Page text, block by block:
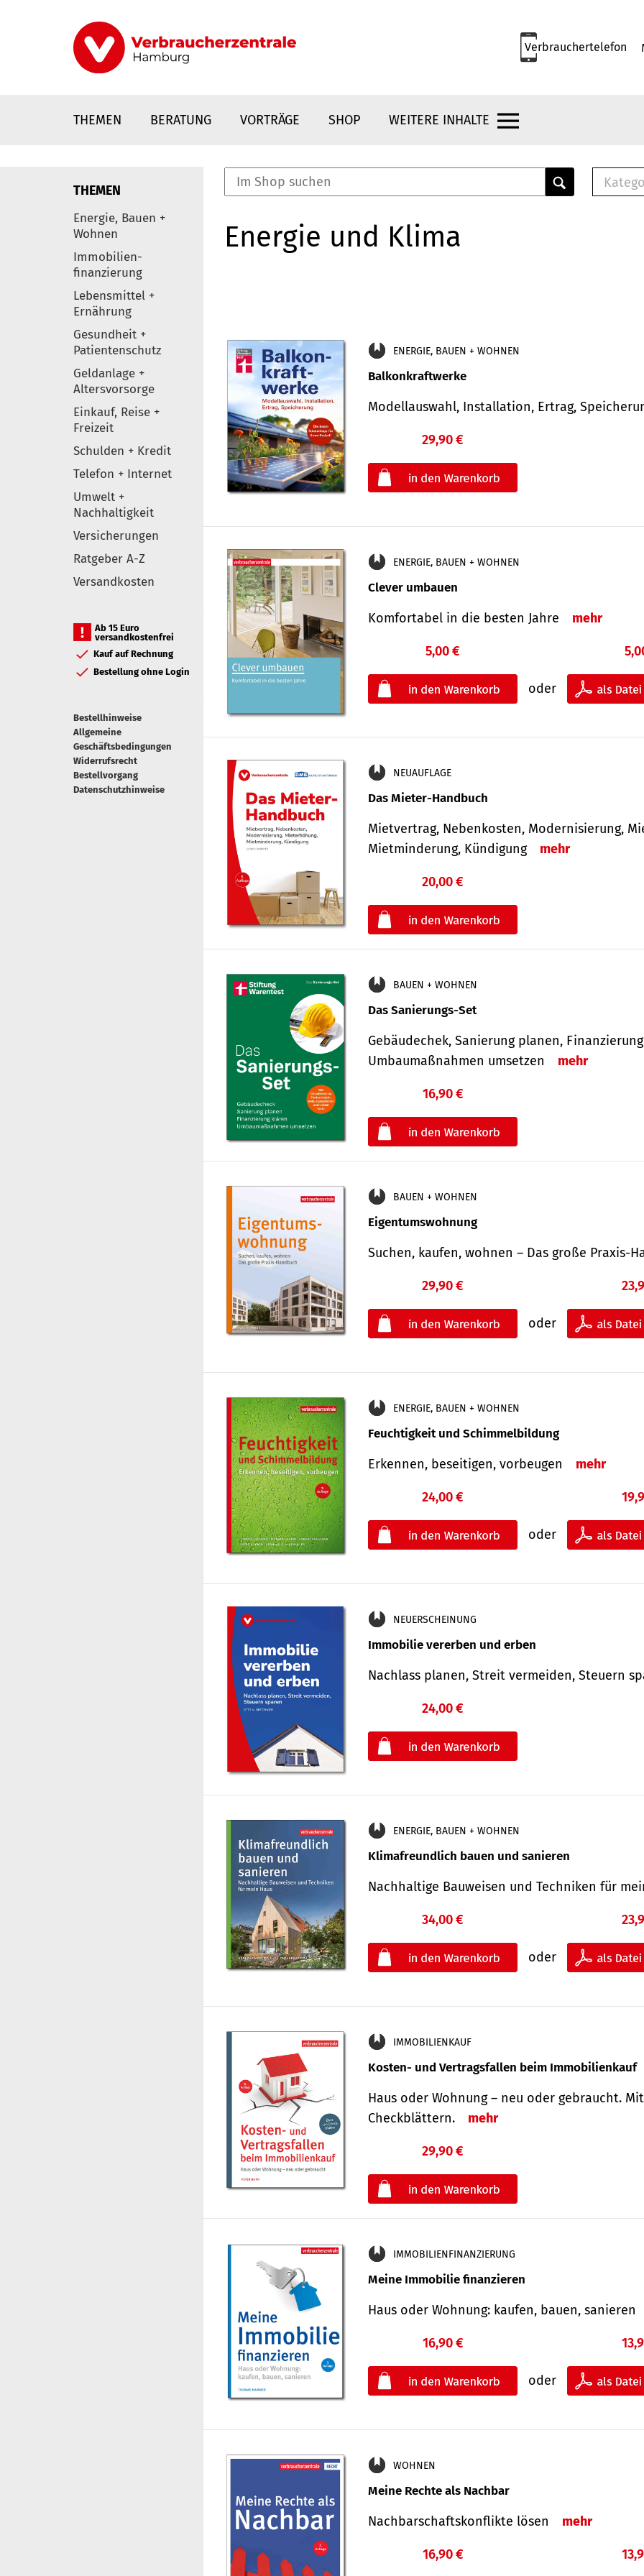
Verbrauchertelefon
THEMEN BERATUNG VORTRÄGE SHOP WEITERE INHALTE
Elemente
THEMEN
Energie, Bauen +
Wohnen
Immobilien-
finanzierung
Lebensmittel +
Ernährung
Gesundheit +
Patientenschutz
Geldanlage +
Altersvorsorge
Einkauf, Reise +
Freizeit
Schulden + Kredit
Telefon + Internet
Umwelt +
Nachhaltigkeit
Versicherungen
Ratgeber A-Z
Versandkosten
Ab 15 Euro
versandkostenfrei
Kauf auf Rechnung
Bestellung ohne Login
Bestellhinweise
Allgemeine
Geschäftsbedingungen
Widerrufsrecht
Bestellvorgang
Datenschutzhinweise
Energie und Klima
ENERGIE, BAUEN + WOHNEN
Balkonkraftwerke
Modellauswahl, Installation, Ertrag,
29,90 €
ENERGIE, BAUEN + WOHNEN
Clever umbauen
Komfortabel in die besten Jahre mehr
5,00 €
oder
NEUAUFLAGE
Das Mieter-Handbuch
Mietvertrag, Nebenkosten, Modernisierung,
Mietminderung, Kündigung
mehr
20,00 €
BAUEN + WOHNEN
Das Sanierungs-Set
Gebäudechek, Sanierung planen,
Umbaumaßnahmen umsetzen
mehr
16,90 €
BAUEN + WOHNEN
Eigentumswohnung
Suchen, kaufen, wohnen – Das große Praxis-
29,90 €
oder
ENERGIE, BAUEN + WOHNEN
Feuchtigkeit und Schimmelbildung
Erkennen, beseitigen, vorbeugen mehr
24,00 €
oder
NEUERSCHEINUNG
Immobilie vererben und erben
Nachlass planen, Streit vermeiden, Steuern
24,00 €
ENERGIE, BAUEN + WOHNEN
Klimafreundlich bauen und sanieren
Nachhaltige Bauweisen und Techniken für
34,00 €
oder
IMMOBILIENKAUF
Kosten- und Vertragsfallen beim Immobilienkauf
Haus oder Wohnung – neu oder gebraucht.
Check­blättern.
mehr
29,90 €
IMMOBILIENFINANZIERUNG
Meine Immobilie finanzieren
Haus oder Wohnung: kaufen, bauen, sanieren
16,90 €
oder
WOHNEN
Meine Rechte als Nachbar
Nach­bar­schafts­konflikte lösen mehr
16,90 €